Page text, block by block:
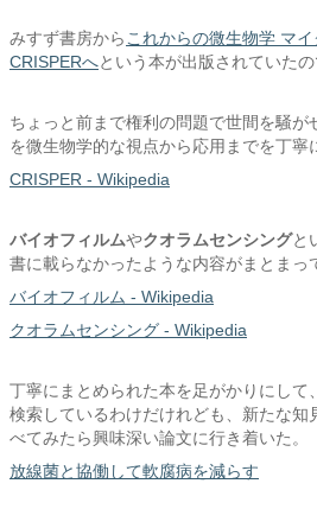
みすず書房から これからの微生物学 マ
CRISPERへという本が出版されていたの
ちょっと前まで権利の問題で世間を騒が
を微生物学的な視点から応用までを丁寧
CRISPER - Wikipedia
バイオフィルムやクオラムセンシングと
書に載らなかったような内容がまとまっ
バイオフィルム - Wikipedia
クオラムセンシング - Wikipedia
丁寧にまとめられた本を足がかりにして
検索しているわけだけれども、新たな知
べてみたら興味深い論文に行き着いた。
放線菌と協働して軟腐病を減らす